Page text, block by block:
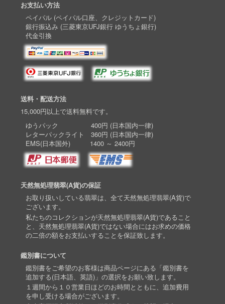
お支払い方法
ペイパル (ペイパル口座、クレジットカード)
銀行振込み (三菱東京UFJ銀行 ゆうちょ銀行)
代金引換
送料・配送方法
15,000円以上で送料無料です。
ゆうパック 400円 (日本国内一律)
レターパックライト 360円 (日本国内一律)
EMS(日本国外) 1400 ～ 2400円
天然無処理翡翠(A貨)の保証
お取り扱いしている翡翠は、全て天然無処理翡翠(A貨)で
ございます。
私たちのコレクションが天然無処理翡翠(A貨)であること
と、天然無処理翡翠(A貨)ではない場合にはお求めの価格
の二倍の額をお支払いすることを保証致します。
鑑別書について
鑑別書をご希望のお客様は商品ページにある「鑑別書を
追加する(日本語、英語)」の選択をお願い致します。
１週間から１０営業日ほどのお時間とともに、追加費用
を申し受ける場合がございます。